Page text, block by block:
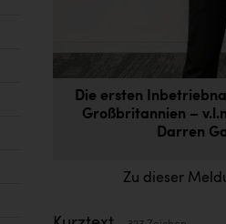
Die ersten
Großbritannien –
Darren
Zu dieser